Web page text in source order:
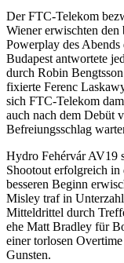
Der FTC-Telekom
Wiener erwischten den
Powerplay des
Budapest antwortete
durch Robin
fixierte Ferenc
sich FTC-Telekom
auch nach dem Debüt
Befreiungsschlag
Hydro Fehérvár AV19
Shootout erfolgreich
besseren Beginn
Misley traf in
Mitteldrittel durch
ehe Matt Bradley für
einer torlosen
Gunsten.